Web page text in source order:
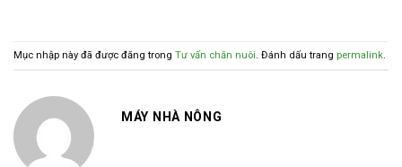
Mục nhập này đã được đăng trong Tư vấn chăn nuôi. Đánh dấu trang permalink.
MÁY NHÀ NÔNG